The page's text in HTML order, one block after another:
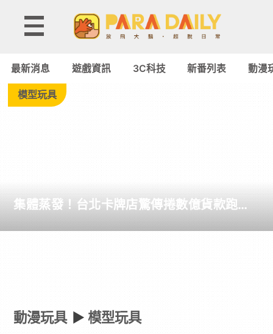
玩
模
型
最新消息 遊戲資訊 3C科技 新番列表 動漫
模型玩具
集體蒸發！台北卡牌店驚傳捲數億貨款跑路
動漫玩具 ► 模型玩具